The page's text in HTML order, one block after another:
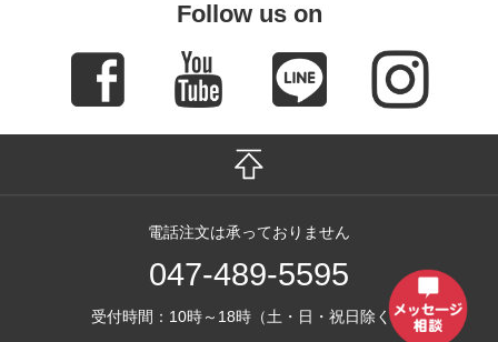
Follow us on
電話注文は承っておりません
047-489-5595
受付時間：10時～18時（土・日・祝日除く）